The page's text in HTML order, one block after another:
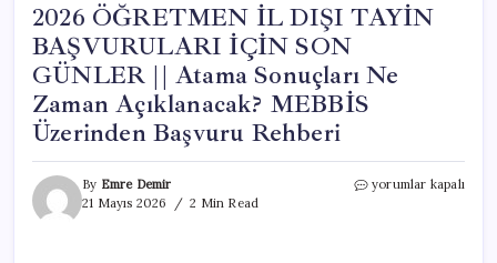
2026 ÖĞRETMEN İL DIŞI TAYİN
BAŞVURULARI İÇİN SON
GÜNLER || Atama Sonuçları Ne
Zaman Açıklanacak? MEBBİS
Üzerinden Başvuru Rehberi
By Emre Demir
21 Mayıs 2026
2 Min Read
2026
yorumlar kapalı